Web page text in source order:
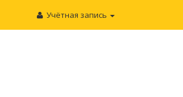
Учётная запись